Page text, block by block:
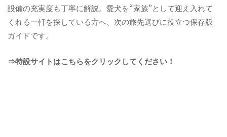
設備の充実度も丁寧に解説。愛犬を“家族”として迎え入れて
くれる一軒を探している方へ、次の旅先選びに役立つ保存版
ガイドです。
⇒特設サイトはこちらをクリックしてください！